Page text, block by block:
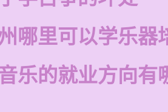
哪里可以学乐器
乐的就业方向有